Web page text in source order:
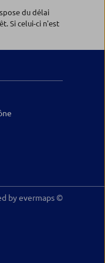
du délai
Si celui-ci n'est
byevermaps ©